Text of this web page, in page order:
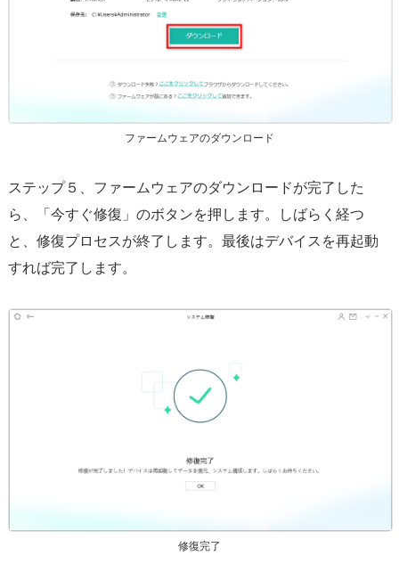
ファームウェアのダウンロード
ステップ５、ファームウェアのダウンロードが完了した
ら、「今すぐ修復」のボタンを押します。しばらく経つ
と、修復プロセスが終了します。最後はデバイスを再起動
すれば完了します。
修復完了